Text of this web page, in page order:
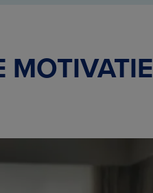
MOTIVATIE